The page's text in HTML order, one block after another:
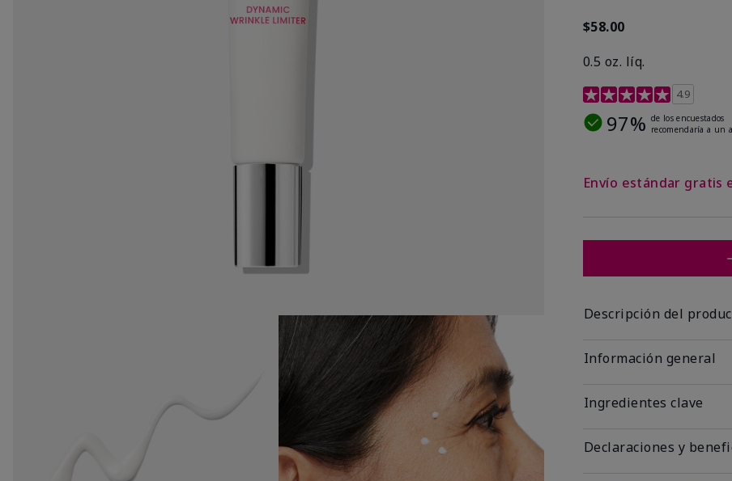
$58.00
0.5 oz. líq.
Calificación de clientes
4.9
97% de los encuestados
recomendaría a un
Envío estándar gratis
Descripción del
Información general
Ingredientes clave
Declaraciones y